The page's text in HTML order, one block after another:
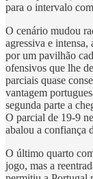
para o intervalo
O cenário mudou
agressiva e
por um pavilhão
ofensivos que lhe
parciais quase
vantagem
segunda parte a
O parcial de 19-9
abalou a confiança
O último quarto
jogo, mas a